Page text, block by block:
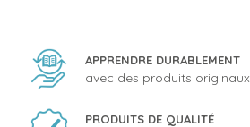
APPRENDRE DURABLEMENT
avec des produits originaux
PRODUITS DE QUALITÉ